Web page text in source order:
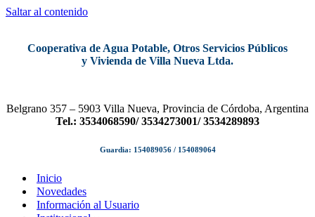
Saltar al contenido
Cooperativa de Agua Potable, Otros Servicios Públicos
y Vivienda de Villa Nueva Ltda.
Belgrano 357 – 5903 Villa Nueva, Provincia de Córdoba, Argentina
Tel.: 3534068590/ 3534273001/ 3534289893
Guardia: 154089056 / 154089064
Inicio
Novedades
Información al Usuario